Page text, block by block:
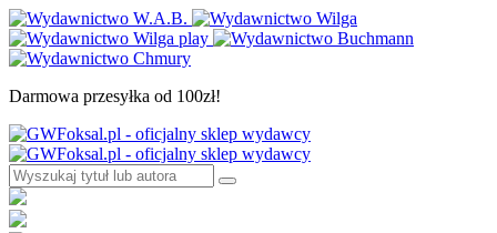
Darmowa przesyłka od 100zł!